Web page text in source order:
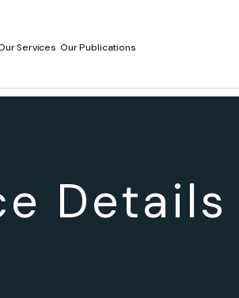
Services Our Publications
Details